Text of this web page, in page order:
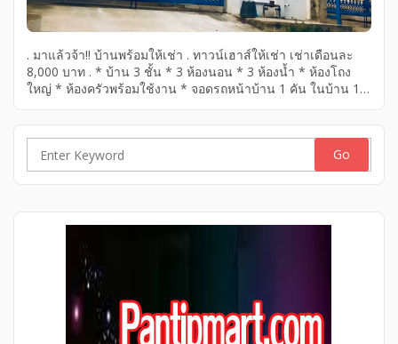
. มาแล้วจ้า!! บ้านพร้อมให้เช่า . ทาวน์เฮาส์ให้เช่า เช่าเดือนละ
8,000 บาท . * บ้าน 3 ชั้น * 3 ห้องนอน * 3 ห้องน้ำ * ห้องโถง
ใหญ่ * ห้องครัวพร้อมใช้งาน * จอดรถหน้าบ้าน 1 คัน ในบ้าน 1
หมู่บ้านสินทวีแกรนด์วิลเลจ . สนใจติดต่อที่ โทร 089-768-3529
หรือ 081-821-8151 . […]
Search